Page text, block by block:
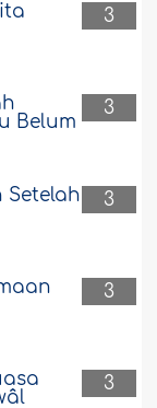
3
3
Belum
3
Setelah
3
3